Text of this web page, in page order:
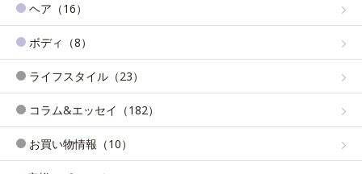
ヘア（16）
ボディ（8）
ライフスタイル（23）
コラム&エッセイ（182）
お買い物情報（10）